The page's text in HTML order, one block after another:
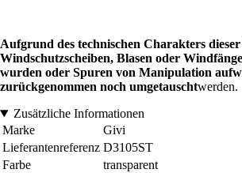
Aufgrund des technischen Charakters
Windschutzscheiben, Blasen oder
wurden oder Spuren von Manipulation
zurückgenommen noch umgetauschtwerden.
Zusätzliche Informationen
Marke
Givi
Lieferantenreferenz D3105ST
Farbe
transparent